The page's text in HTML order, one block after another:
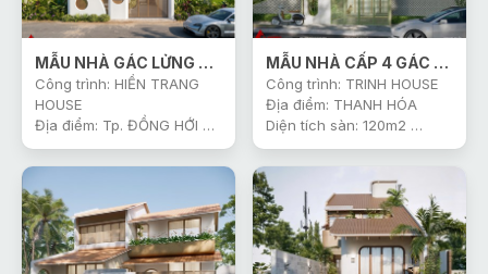
MẪU NHÀ GÁC LỬNG CÓ BAN CÔNG CỰC ĐẸP
Công trình: HIỀN TRANG
HOUSE
Địa điểm: Tp. ĐỒNG HỚI
Diện tích sàn: 170m2
Thiết Kế : Công Ty Gonic
Khởi công: 2026
MẪU NHÀ CẤP 4 GÁC LỬNG CÓ BAN CÔNG
Công trình: TRINH HOUSE
Địa điểm: THANH HÓA
Diện tích sàn: 120m2
Thiết Kế: Công Ty Gonic
Khởi công: 2026